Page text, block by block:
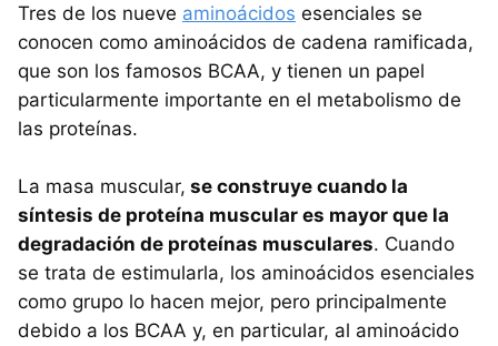
Tres de los nueve aminoácidos esenciales se
conocen como aminoácidos de cadena ramificada,
que son los famosos BCAA, y tienen un papel
particularmente importante en el metabolismo de
las proteínas.
La masa muscular, se construye cuando la
síntesis de proteína muscular es mayor que la
degradación de proteínas musculares. Cuando
se trata de estimularla, los aminoácidos esenciales
como grupo lo hacen mejor, pero principalmente
debido a los BCAA y, en particular, al aminoácido